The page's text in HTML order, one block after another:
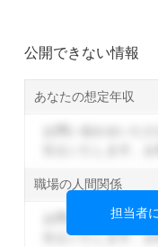
公開できない情報
あなたの想定年収
職場の人間関係
お問い合わせいた
伝えいたします。
担当者